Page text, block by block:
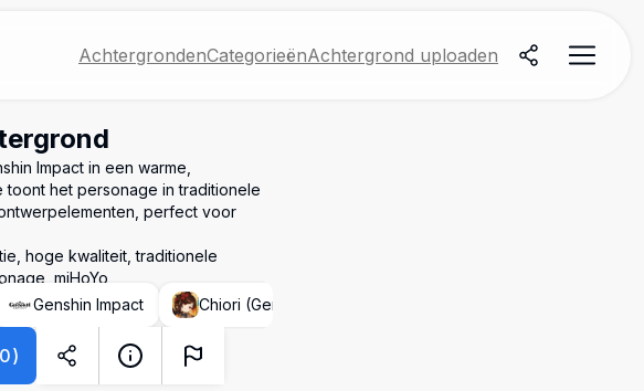
AchtergrondenCategorieënAchtergrond uploaden
Impact in een warme,
het personage in traditionele
perfect voor
hoge kwaliteit, traditionele
miHoYo
Genshin Impact Chiori (Genshin Impact)
)